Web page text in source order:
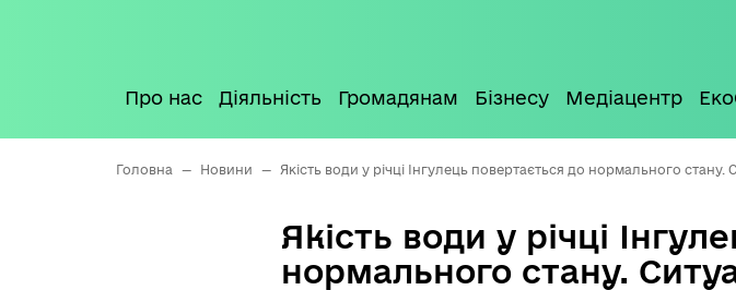
Про нас Діяльність Громадянам Бізнесу Медіацентр
Головна — Новини — Якість води у річці Інгулець повертається до нормального стану.
Якість води у річці
нормального стану.